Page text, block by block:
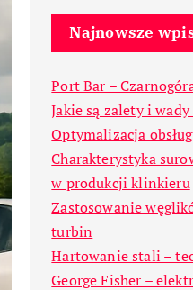
Najnowsze
Port Bar –
Jakie są zalety i
Optymalizacja
Charakterystyka
w produkcji klinkieru
Zastosowanie
turbin
Hartowanie stali –
George Fisher –